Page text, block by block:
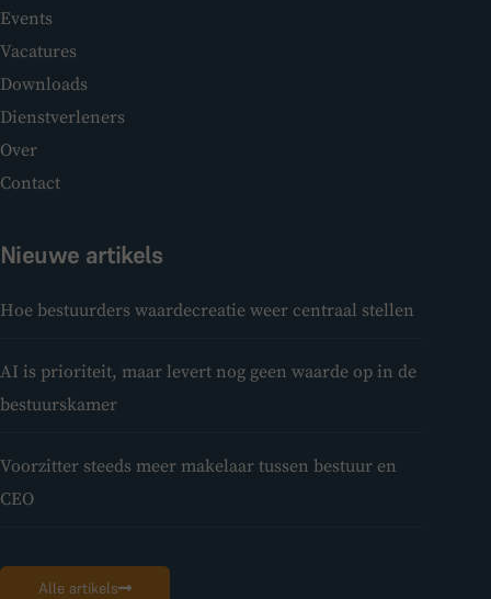
Events
Vacatures
Downloads
Dienstverleners
Over
Contact
Nieuwe artikels
Hoe bestuurders waardecreatie weer centraal stellen
AI is prioriteit, maar levert nog geen waarde op in de
bestuurskamer
Voorzitter steeds meer makelaar tussen bestuur en
CEO
Alle artikels